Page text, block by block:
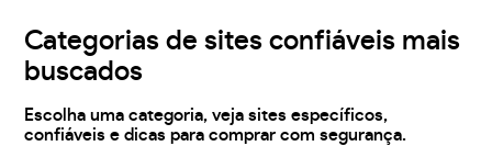
Categorias de sites confiáveis mais
buscados
Escolha uma categoria, veja sites específicos,
confiáveis e dicas para comprar com segurança.